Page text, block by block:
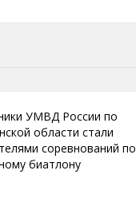
УМВД России по
области стали
соревнований по
биатлону